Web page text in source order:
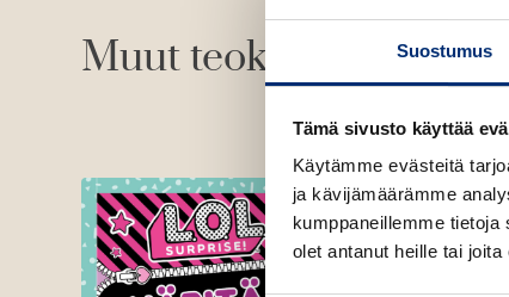
Suostumus
Tämä sivusto käyttää
Käytämme evästeitä
ja kävijämäärämme
kumppaneillemme
olet antanut heille tai
Muut teokset